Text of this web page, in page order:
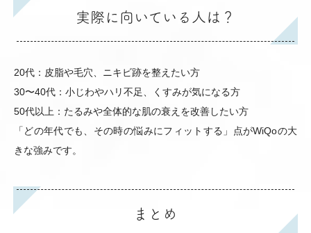
実際に向いている人は？
20代：皮脂や毛穴、ニキビ跡を整えたい方
30〜40代：小じわやハリ不足、くすみが気になる方
50代以上：たるみや全体的な肌の衰えを改善したい方
「どの年代でも、その時の悩みにフィットする」点がWiQoの大
きな強みです。
まとめ